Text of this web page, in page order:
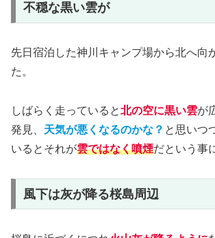
不穏な黒い雲が
先日宿泊した神川キャンプ場から北へ向
た。
しばらく走っていると北の空に黒い雲が
発見、 天気が悪くなるのかな？ と思いつ
いるとそれが雲ではなく噴煙だという事
風下は灰が降る桜島周辺